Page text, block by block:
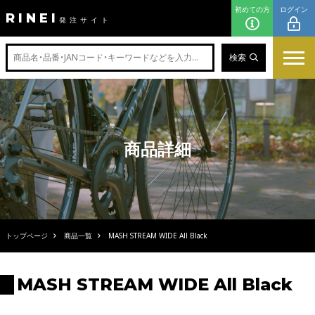
RINEI 発注サイト
初めての方 ログイン
検索
商品詳細
トップページ 商品一覧 MASH STREAM WIDE All Black
MASH STREAM WIDE All Black